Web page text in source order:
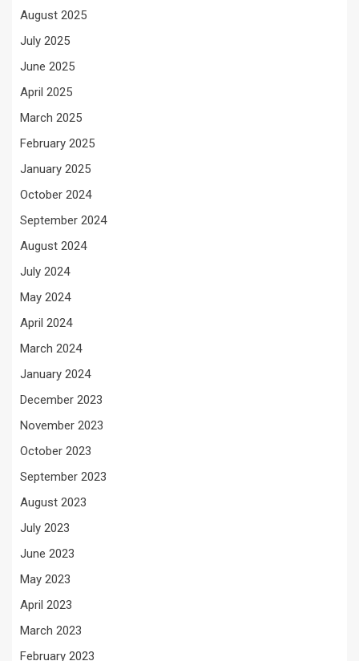
August 2025
July 2025
June 2025
April 2025
March 2025
February 2025
January 2025
October 2024
September 2024
August 2024
July 2024
May 2024
April 2024
March 2024
January 2024
December 2023
November 2023
October 2023
September 2023
August 2023
July 2023
June 2023
May 2023
April 2023
March 2023
February 2023